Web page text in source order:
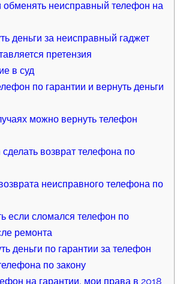
неисправный телефон на
деньги за неисправный гаджет
претензия
в суд
по гарантии и вернуть деньги
можно вернуть телефон
возврат телефона по
неисправного телефона по
если сломался телефон по
ремонта
деньги по гарантии за телефон
по закону
на гарантии, мои права в 2018